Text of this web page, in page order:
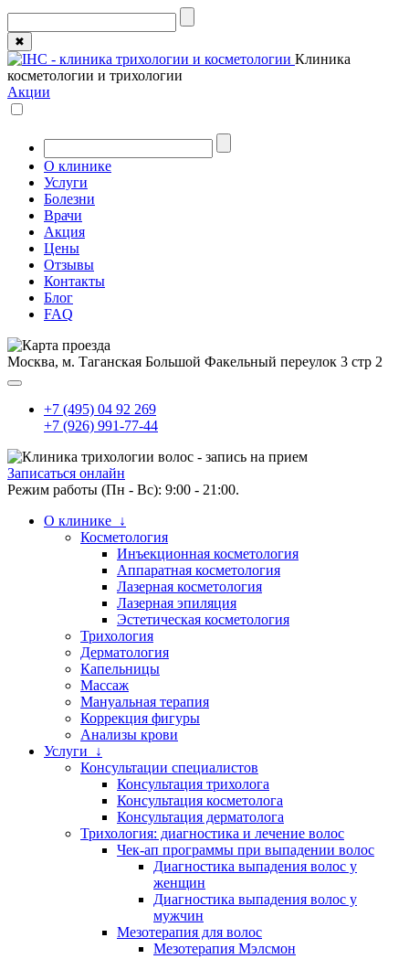
✖
Клиника
косметологии и трихологии
Акции
О клинике
Услуги
Болезни
Врачи
Акция
Цены
Отзывы
Контакты
Блог
FAQ
Москва, м. Таганская Большой Факельный переулок 3 стр 2
+7 (495) 04 92 269
+7 (926) 991-77-44
Записаться онлайн
Режим работы (Пн - Вс): 9:00 - 21:00.
О клинике ↓
Косметология
Инъекционная косметология
Аппаратная косметология
Лазерная косметология
Лазерная эпиляция
Эстетическая косметология
Трихология
Дерматология
Капельницы
Массаж
Мануальная терапия
Коррекция фигуры
Анализы крови
Услуги ↓
Консультации специалистов
Консультация трихолога
Консультация косметолога
Консультация дерматолога
Трихология: диагностика и лечение волос
Чек-ап программы при выпадении волос
Диагностика выпадения волос у
женщин
Диагностика выпадения волос у
мужчин
Мезотерапия для волос
Мезотерапия Мэлсмон